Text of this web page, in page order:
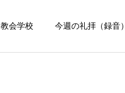
教会学校 今週の礼拝（録音）